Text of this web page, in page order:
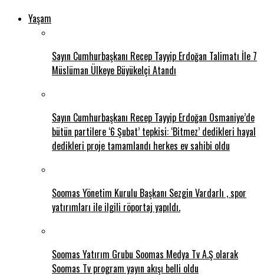
Yaşam
Sayın Cumhurbaşkanı Recep Tayyip Erdoğan Talimatı İle 7
Müslüman Ülkeye Büyükelçi Atandı
Sayın Cumhurbaşkanı Recep Tayyip Erdoğan Osmaniye’de
bütün partilere ‘6 Şubat’ tepkisi: ‘Bitmez’ dedikleri hayal
dedikleri proje tamamlandı herkes ev sahibi oldu
Soomas Yönetim Kurulu Başkanı Sezgin Vardarlı , spor
yatırımları ile ilgili röportaj yapıldı.
Soomas Yatırım Grubu Soomas Medya Tv A.Ş olarak
Soomas Tv program yayın akışı belli oldu